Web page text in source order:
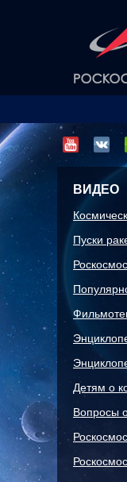
Пуски
Детям о
Вопросы